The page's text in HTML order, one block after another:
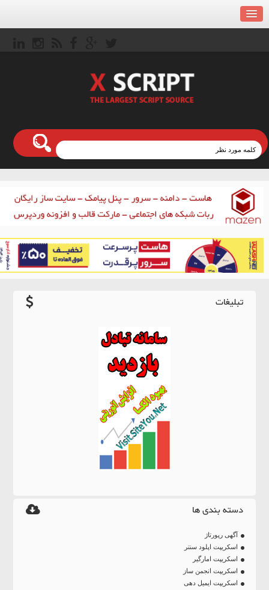
تبلیغات
دسته بندی ها
آگهی رپورتاژ
اسکریپت اپلود سنتر
اسکریپت امارگیر
اسکریپت انجمن ساز
اسکریپت ایمیل دهی